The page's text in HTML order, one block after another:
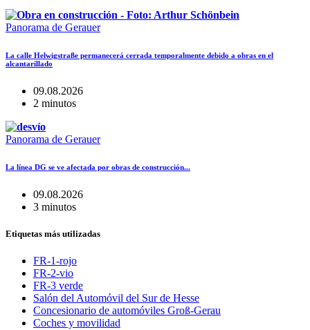
Panorama de Gerauer
La calle Helwigstraße permanecerá cerrada temporalmente debido a obras en el
alcantarillado
09.08.2026
2 minutos
Panorama de Gerauer
La línea DG se ve afectada por obras de construcción...
09.08.2026
3 minutos
Etiquetas más utilizadas
FR-1-rojo
FR-2-vio
FR-3 verde
Salón del Automóvil del Sur de Hesse
Concesionario de automóviles Groß-Gerau
Coches y movilidad